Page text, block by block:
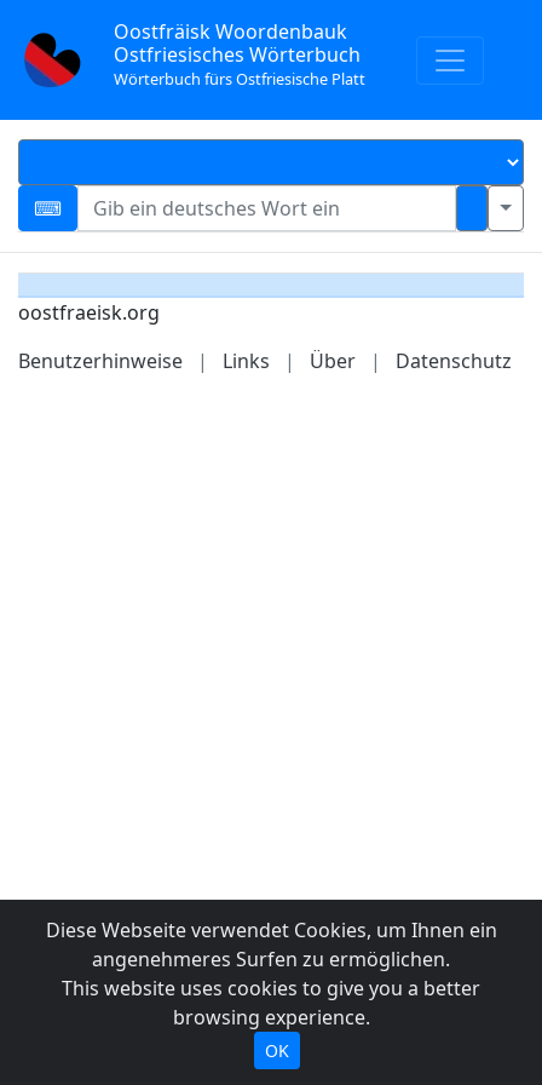
Oostfräisk Woordenbauk
Ostfriesisches Wörterbuch
Wörterbuch fürs Ostfriesische Platt
oostfraeisk.org
Benutzerhinweise
| Links | Über | Datenschutz
Diese Webseite verwendet Cookies, um Ihnen ein
angenehmeres Surfen zu ermöglichen.
This website uses cookies to give you a better
browsing experience.
OK